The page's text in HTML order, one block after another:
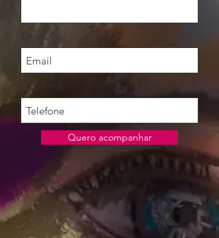
Email
Telefone
Quero acompanhar